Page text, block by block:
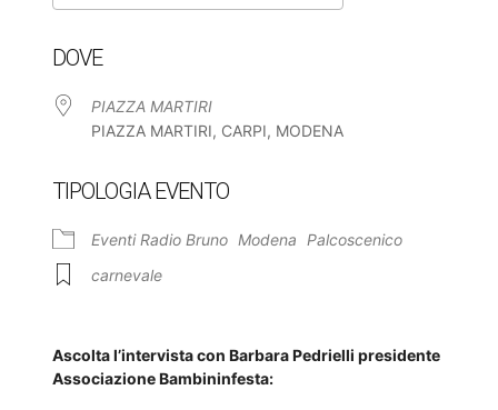
DOVE
PIAZZA MARTIRI
PIAZZA MARTIRI, CARPI, MODENA
TIPOLOGIA EVENTO
Eventi Radio Bruno Modena
Palcoscenico
carnevale
Ascolta l’intervista con Barbara Pedrielli presidente
Associazione Bambininfesta: